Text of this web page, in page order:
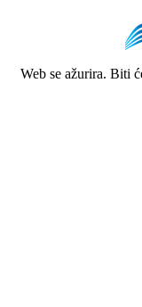
Web se ažurira. Biti